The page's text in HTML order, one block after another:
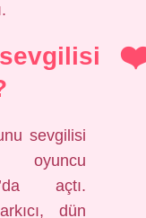
sevgilisi
sevgilisi
oyuncu
açtı.
dün